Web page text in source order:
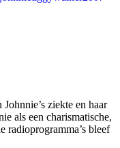
ziekte en haar
als een charismatische,
radioprogramma’s bleef